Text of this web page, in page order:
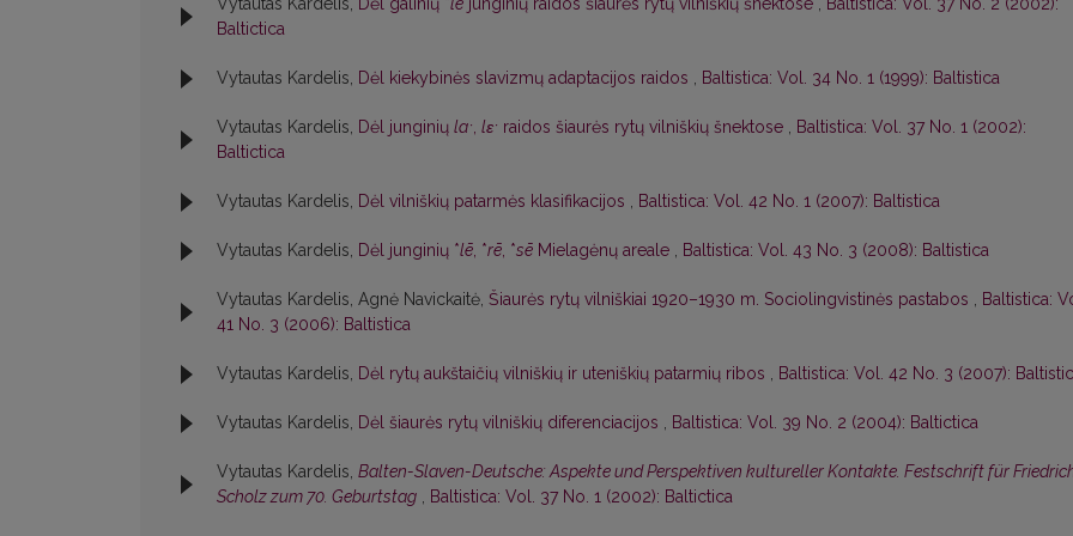
Vytautas Kardelis, Dėl galinių *le junginių raidos šiaurės rytų vilniškių šnektose , Baltistica: Vol. 37 No. 2 (2002):
Baltictica
Vytautas Kardelis, Dėl kiekybinės slavizmų adaptacijos raidos , Baltistica: Vol. 34 No. 1 (1999): Baltistica
Vytautas Kardelis, Dėl junginių laˑ, lɛˑ raidos šiaurės rytų vilniškių šnektose , Baltistica: Vol. 37 No. 1 (2002):
Baltictica
Vytautas Kardelis, Dėl vilniškių patarmės klasifikacijos , Baltistica: Vol. 42 No. 1 (2007): Baltistica
Vytautas Kardelis, Dėl junginių *lē, *rē, *sē Mielagėnų areale , Baltistica: Vol. 43 No. 3 (2008): Baltistica
Vytautas Kardelis, Agnė Navickaitė, Šiaurės rytų vilniškiai 1920–1930 m. Sociolingvistinės pastabos , Baltistica:
41 No. 3 (2006): Baltistica
Vytautas Kardelis, Dėl rytų aukštaičių vilniškių ir uteniškių patarmių ribos , Baltistica: Vol. 42 No. 3 (2007):
Vytautas Kardelis, Dėl šiaurės rytų vilniškių diferenciacijos , Baltistica: Vol. 39 No. 2 (2004): Baltictica
Vytautas Kardelis, Balten-Slaven-Deutsche: Aspekte und Perspektiven kultureller Kontakte. Festschrift für
Scholz zum 70. Geburtstag , Baltistica: Vol. 37 No. 1 (2002): Baltictica